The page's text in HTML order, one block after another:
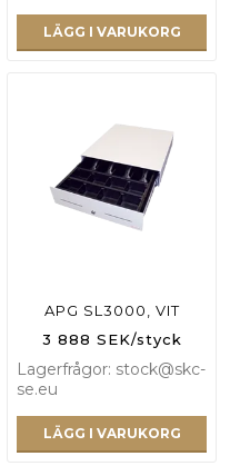
LÄGG I VARUKORG
APG SL3000, VIT
3 888 SEK/styck
Lagerfrågor: stock@skc-
se.eu
LÄGG I VARUKORG